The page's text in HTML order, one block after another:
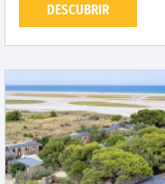
DESCUBRIR